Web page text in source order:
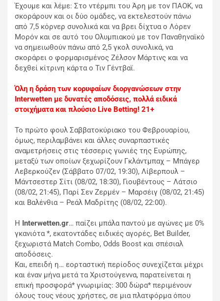
Έχουμε και λέμε: Στο ντέρμπι του Άρη με τον ΠΑΟΚ, να
σκοράρουν και οι δύο ομάδες, να εκτελεστούν πάνω
από 7,5 κόρνερ συνολικά και να βρει δίχτυα ο Λόρεν
Μορόν και σε αυτό του Ολυμπιακού με τον Παναθηναϊκό
να σημειωθούν πάνω από 2,5 γκολ συνολικά, να
σκοράρει ο φορμαρισμένος Ζέλσον Μάρτινς και να
δεχθεί κίτρινη κάρτα ο Τιν Γέντβαϊ.
Όλη η δράση των κορυφαίων διοργανώσεων στην
Interwetten με δυνατές αποδόσεις, πολλά ειδικά
στοιχήματα και πλούσιο Live Betting! 21+
Το πρώτο φουλ Σαββατοκύριακο του Φεβρουαρίου,
όμως, περιλαμβάνει και άλλες συναρπαστικές
αναμετρήσεις στις τέσσερις γωνιές της Ευρώπης,
μεταξύ των οποίων ξεχωρίζουν Γκλάντμπαχ – Μπάγερ
Λεβερκούζεν (Σάββατο 07/02, 19:30), Λίβερπουλ –
Μάντσεστερ Σίτι (08/02, 18:30), Γιουβέντους – Λάτσιο
(08/02, 21:45), Παρί Σεν Ζερμέν – Μαρσέιγ (08/02, 21:45)
και Βαλένθια – Ρεάλ Μαδρίτης (08/02, 22:00).
Η Interwetten.gr… παίζει μπάλα παντού με αγώνες με 0%
γκανιότα *, εκατοντάδες ειδικές αγορές, Bet Builder,
ξεχωριστά Match Combo, Odds Boost και σπέσιαλ
αποδόσεις.
Και, επειδή η… εορταστική περίοδος συνεχίζεται μέχρι
και έναν μήνα μετά τα Χριστούγεννα, παρατείνεται η
επική προσφορά* γνωριμίας: 300 δώρα* περιμένουν
όλους τους νέους χρήστες, σε μια πλατφόρμα όπου